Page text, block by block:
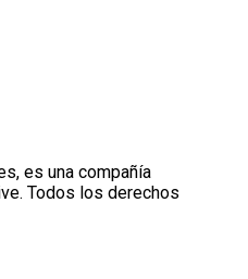
es una compañía
Todos los derechos